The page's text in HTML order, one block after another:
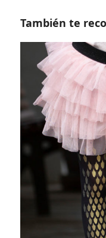
También te